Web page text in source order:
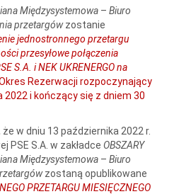
Międzysystemowa – Biuro
przetargówzostanie
jednostronnego przetargu
przesyłowe połączenia
S.A. i NEK UKRENERGO na
Rezerwacji rozpoczynający
2022 i kończący się z dniem 30
w dniu 13 października 2022 r.
PSE S.A. w zakładce OBSZARY
Międzysystemowa – Biuro
zostaną opublikowane
PRZETARGU MIESIĘCZNEGO